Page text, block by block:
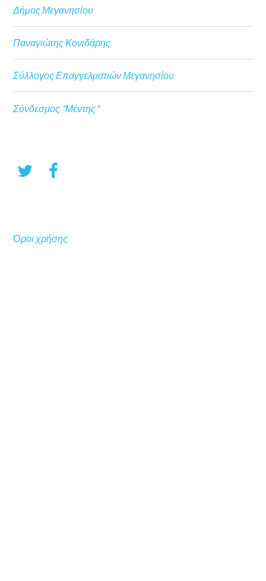
Δήμος Μεγανησίου
Παναγιώτης Κονιδάρης
Σύλλογος Επαγγελματιών Μεγανησίου
Σύνδεσμος "Μέντης"
Όροι χρήσης